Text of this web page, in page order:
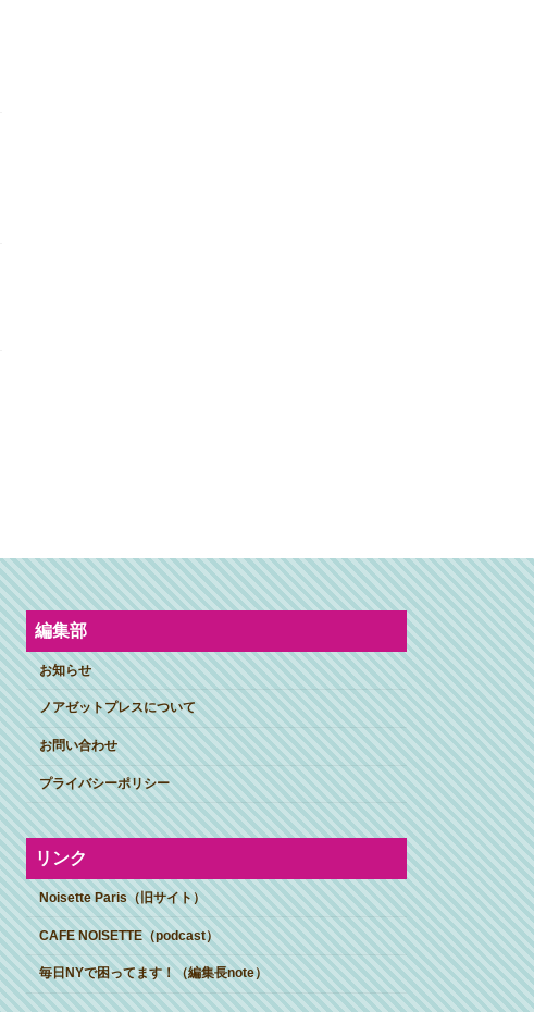
編集部
お知らせ
ノアゼットプレスについて
お問い合わせ
プライバシーポリシー
リンク
Noisette Paris（旧サイト）
CAFE NOISETTE（podcast）
毎日NYで困ってます！（編集長note）